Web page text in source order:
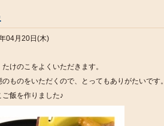
04月20日(木)
けのこをよくいただきます。
ものをいただくので、とってもありがたいです。
飯を作りました♪